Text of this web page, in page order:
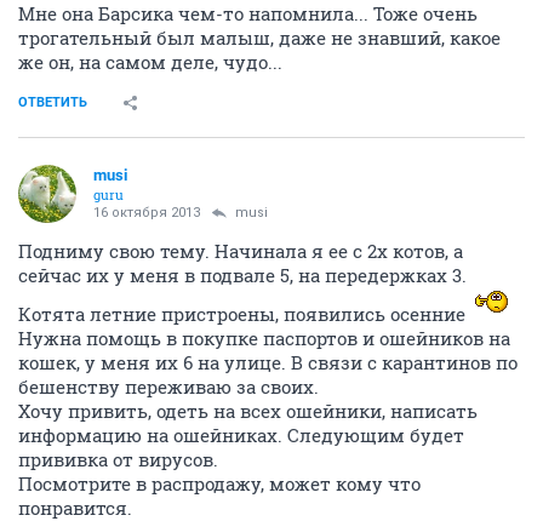
Мне она Барсика чем-то напомнила... Тоже очень
трогательный был малыш, даже не знавший, какое
же он, на самом деле, чудо...
ОТВЕТИТЬ
musi
guru
16 октября 2013 musi
Подниму свою тему. Начинала я ее с 2х котов, а
сейчас их у меня в подвале 5, на передержках 3.
Котята летние пристроены, появились осенние
Нужна помощь в покупке паспортов и ошейников на
кошек, у меня их 6 на улице. В связи с карантинов по
бешенству переживаю за своих.
Хочу привить, одеть на всех ошейники, написать
информацию на ошейниках. Следующим будет
прививка от вирусов.
Посмотрите в распродажу, может кому что
понравится.